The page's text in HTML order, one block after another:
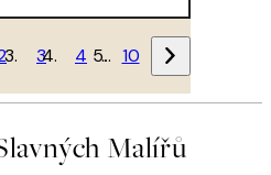
3 4 … 10
Malířů